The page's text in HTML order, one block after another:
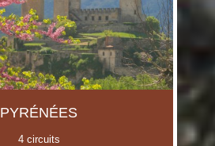
PYRÉNÉES
4 circuits